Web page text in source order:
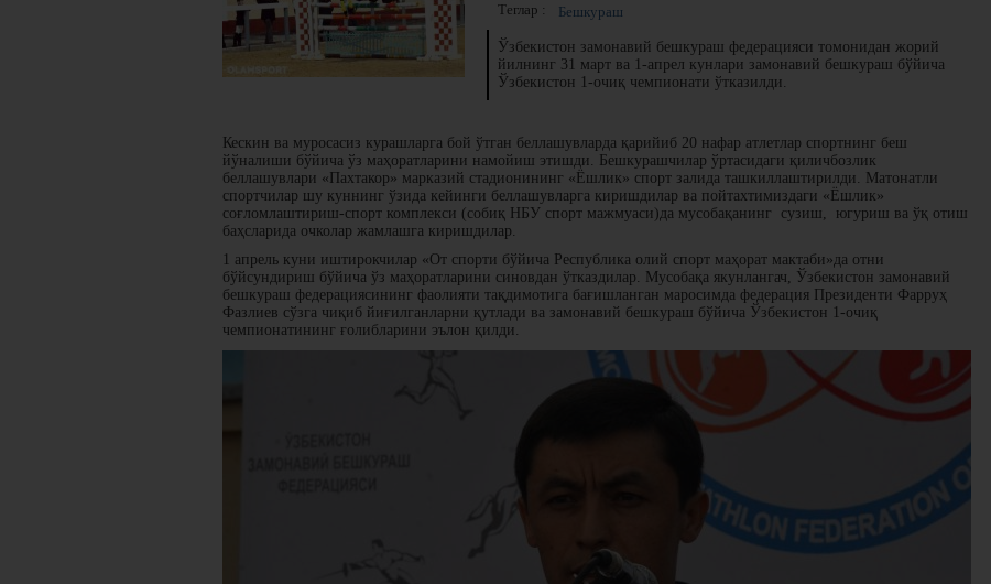
Теглар : Бешкураш
Ўзбекистон замонавий бешкураш федерацияси томонидан жорий
йилнинг 31 март ва 1-апрел кунлари замонавий бешкураш бўйича
Ўзбекистон 1-очиқ чемпионати ўтказилди.
Кескин ва муросасиз курашларга бой ўтган беллашувларда қарийиб 20 нафар атлетлар спортнинг беш
йўналиши бўйича ўз маҳоратларини намойиш этишди. Бешкурашчилар ўртасидаги қиличбозлик
беллашувлари «Пахтакор» марказий стадионининг «Ёшлик» спорт залида ташкиллаштирилди. Матонатли
спортчилар шу куннинг ўзида кейинги беллашувларга киришдилар ва пойтахтимиздаги «Ёшлик»
соғломлаштириш-спорт комплекси (собиқ НБУ спорт мажмуаси)да мусобақанинг сузиш, югуриш ва ўқ отиш
баҳсларида очколар жамлашга киришдилар.
1 апрель куни иштирокчилар «От спорти бўйича Республика олий спорт маҳорат мактаби»да отни
бўйсундириш бўйича ўз маҳоратларини синовдан ўтказдилар. Мусобақа якунлангач, Ўзбекистон замонавий
бешкураш федерациясининг фаолияти тақдимотига бағишланган маросимда федерация Президенти Фарруҳ
Фазлиев сўзга чиқиб йиғилганларни қутлади ва замонавий бешкураш бўйича Ўзбекистон 1-очиқ
чемпионатининг ғолибларини эълон қилди.